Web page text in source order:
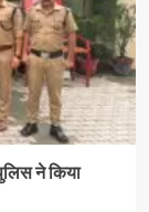
ने किया